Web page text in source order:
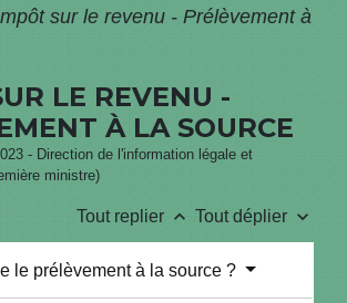
sur le revenu - Prélèvement à
LE REVENU -
À LA SOURCE
- Direction de l'information légale et
ministre)
Tout replier keyboard_arrow_up Tout déplier keyboard_arrow_down
le prélèvement à la source ?